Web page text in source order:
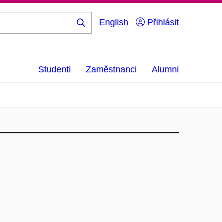
English Přihlásit
Studenti Zaměstnanci Alumni